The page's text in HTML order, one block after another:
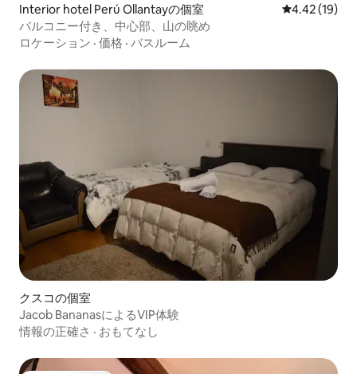
Interior hotel Perú Ollantayの個室 レビュー19
4.42 (19)
バルコニー付き、中心部、山の眺め
ロケーション · 価格 · バスルーム
クスコの個室
Jacob BananasによるVIP体験
情報の正確さ · おもてなし